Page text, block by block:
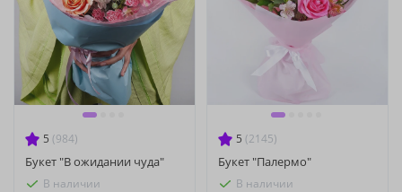
5 (984)
Букет "В ожидании чуда"
В наличии
5 (2145)
Букет "Палермо"
В наличии